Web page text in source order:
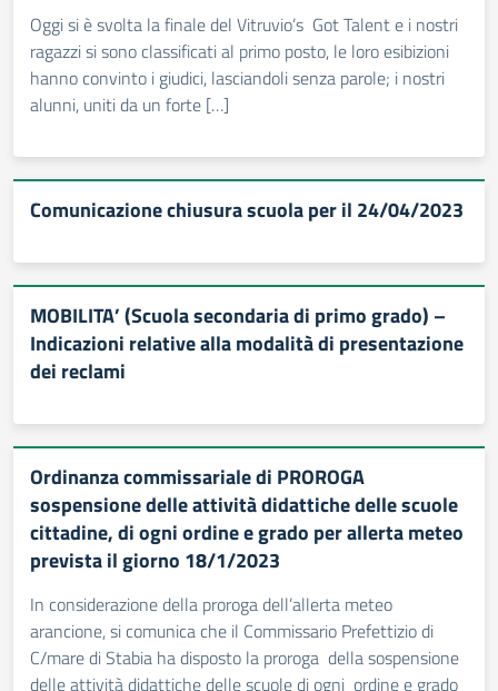
Oggi si è svolta la finale del Vitruvio’s Got Talent e i nostri
ragazzi si sono classificati al primo posto, le loro esibizioni
hanno convinto i giudici, lasciandoli senza parole; i nostri
alunni, uniti da un forte […]
Comunicazione chiusura scuola per il 24/04/2023
MOBILITA’ (Scuola secondaria di primo grado) –
Indicazioni relative alla modalità di presentazione
dei reclami
Ordinanza commissariale di PROROGA
sospensione delle attività didattiche delle scuole
cittadine, di ogni ordine e grado per allerta meteo
prevista il giorno 18/1/2023
In considerazione della proroga dell’allerta meteo
arancione, si comunica che il Commissario Prefettizio di
C/mare di Stabia ha disposto la proroga della sospensione
delle attività didattiche delle scuole di ogni ordine e grado